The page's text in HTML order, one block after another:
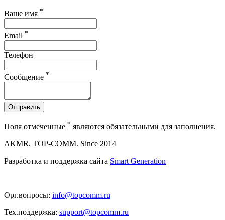
Ваше имя *
Email *
Телефон
Сообщение *
Отправить
Поля отмеченные * являются обязательными для заполнения.
AKMR. TOP-COMM. Since 2014
Разработка и поддержка сайта Smart Generation
Орг.вопросы: info@topcomm.ru
Тех.поддержка: support@topcomm.ru